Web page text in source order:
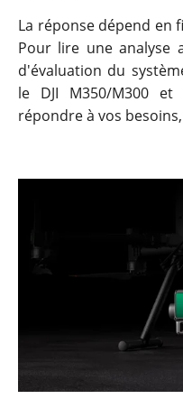
La réponse dépend en
Pour lire une analyse
d'évaluation du
le DJI M350/M300
répondre à vos